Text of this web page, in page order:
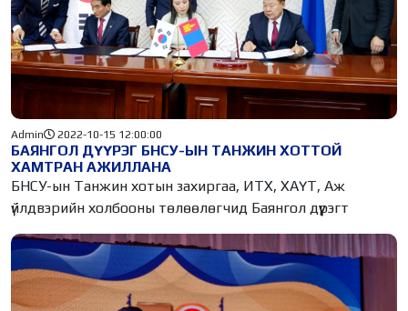
БАЯНГОЛ ДҮҮРЭГ БНСУ-ЫН ТАНЖИН ХОТТОЙ
ХАМТРАН АЖИЛЛАНА
Admin 2022-10-15 12:00:00
БНСУ-ын Танжин хотын захиргаа, ИТХ, ХАҮТ, Аж
үйлдвэрийн холбооны төлөөлөгчид Баянгол дүүрэгт